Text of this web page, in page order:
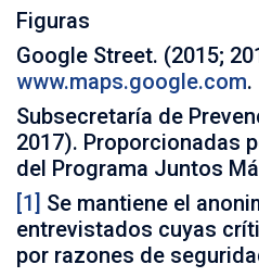
Figuras
Google Street. (2015;
www.maps.google.com.
Subsecretaría de
2017). Proporcionadas
del Programa Juntos
[1] Se mantiene el
entrevistados cuyas
por razones de